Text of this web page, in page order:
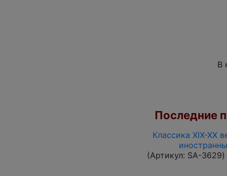
В
Последние
Классика XIX-XX
(Артикул: SA-3629)